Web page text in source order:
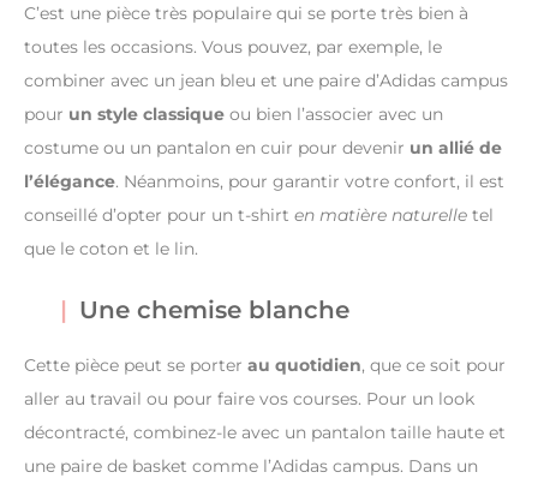
C’est une pièce très populaire qui se porte très bien à
toutes les occasions. Vous pouvez, par exemple, le
combiner avec un jean bleu et une paire d’Adidas campus
pour un style classique ou bien l’associer avec un
costume ou un pantalon en cuir pour devenir un allié de
l’élégance. Néanmoins, pour garantir votre confort, il est
conseillé d’opter pour un t-shirt en matière naturelle tel
que le coton et le lin.
Une chemise blanche
Cette pièce peut se porter au quotidien, que ce soit pour
aller au travail ou pour faire vos courses. Pour un look
décontracté, combinez-le avec un pantalon taille haute et
une paire de basket comme l’Adidas campus. Dans un